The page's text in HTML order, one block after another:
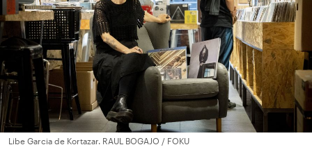
Libe Garcia de Kortazar. RAUL BOGAJO / FOKU